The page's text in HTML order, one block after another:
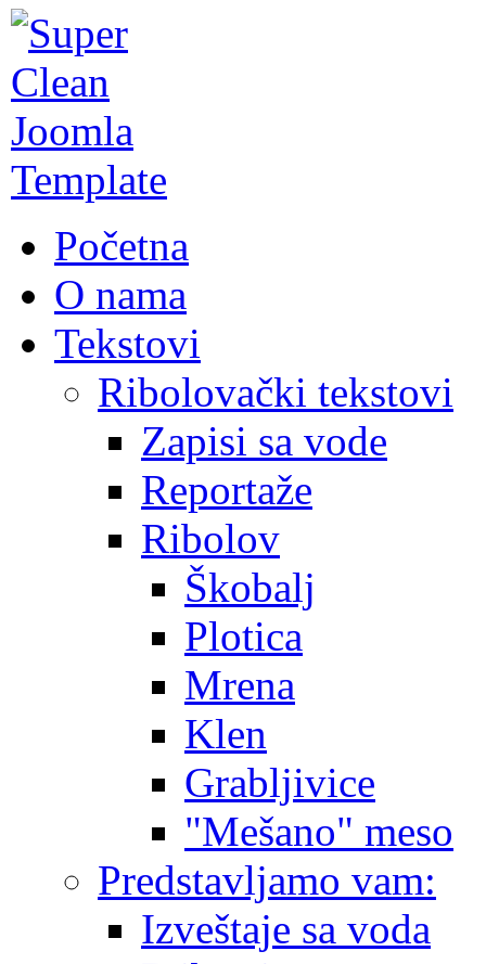
Početna
O nama
Tekstovi
Ribolovački tekstovi
Zapisi sa vode
Reportaže
Ribolov
Škobalj
Plotica
Mrena
Klen
Grabljivice
"Mešano" meso
Predstavljamo vam:
Izveštaje sa voda